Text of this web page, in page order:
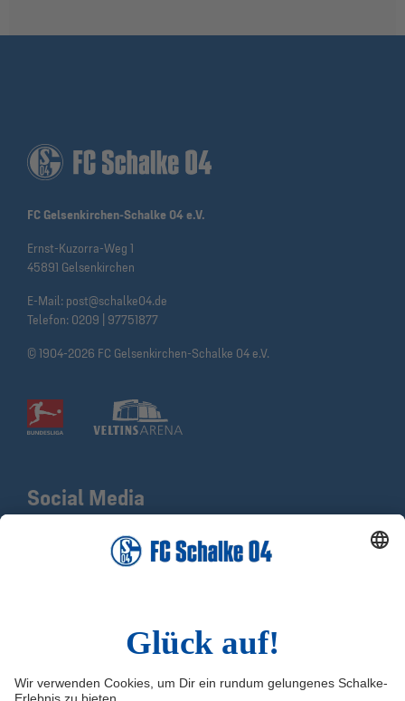
FC Gelsenkirchen-Schalke 04 e.V.
Ernst-Kuzorra-Weg 1
45891 Gelsenkirchen
E-Mail: post@schalke04.de
Telefon: 0209 | 97751877
© 1904-2026 FC Gelsenkirchen-Schalke 04 e.V.
Impressum
Quicklinks
Shop
Social Media
X